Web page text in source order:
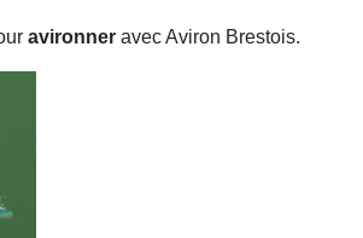
avironner avec Aviron Brestois.